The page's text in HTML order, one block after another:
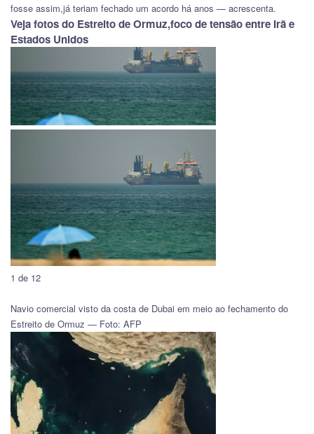
fosse assim,já teriam fechado um acordo há anos — acrescenta.
Veja fotos do Estreito de Ormuz,foco de tensão entre Irã e
Estados Unidos
1 de 12
Navio comercial visto da costa de Dubai em meio ao fechamento do
Estreito de Ormuz — Foto: AFP